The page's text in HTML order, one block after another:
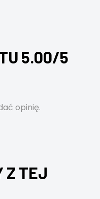
5.00/5
opinię.
Z TEJ